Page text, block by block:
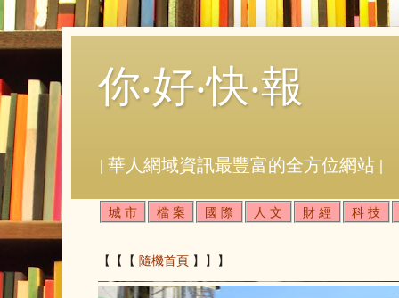
你‧好‧快‧報
| 華人網域資訊最豐富的全方位網站 |
城 市 檔 案 國 際 人 文 財 經 科 技
【【【 隨機首頁 】】】